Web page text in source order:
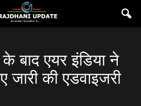
के बाद एयर इंडिया ने
जारी की एडवाइजरी